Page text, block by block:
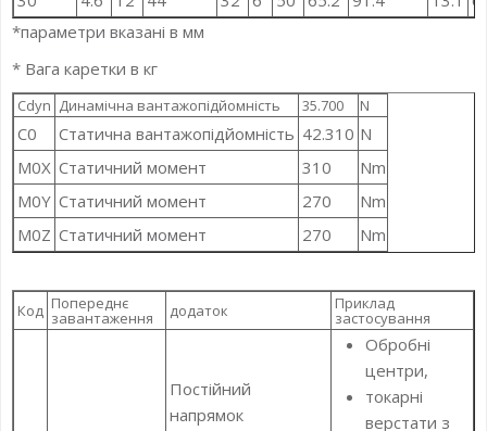
*параметри вказані в мм
* Вага каретки в кг
Cdyn Динамічна вантажопідйомність 35.700 N
C0 Статична вантажопідйомність 42.310 N
M0X Статичний момент 310
Nm
M0Y Статичний момент 270
Nm
M0Z Статичний момент 270 Nm
Код Попереднє
завантаження додаток Приклад
застосування
Постійний
напрямок
Обробні
центри,
токарні
верстати з